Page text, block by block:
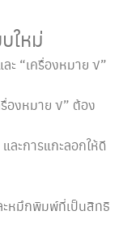
ใหม่
ะ “เครื่องหมาย √”
รื่องหมาย √” ต้อง
ะการแกะลอกให้ดี
ะหมึกพิมพ์ที่เป็นสิทธิ